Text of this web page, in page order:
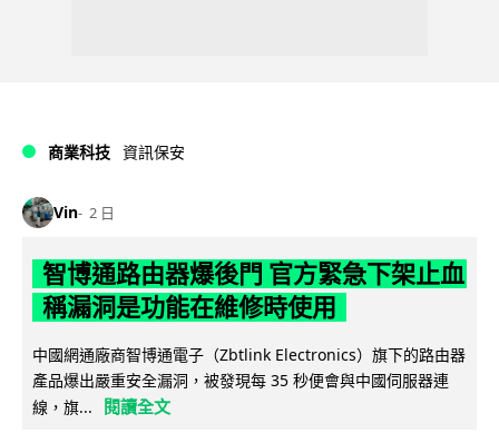
商業科技 資訊保安
Vin 2 日
智博通路由器爆後門 官方緊急下架止血
稱漏洞是功能在維修時使用
中國網通廠商智博通電子（Zbtlink Electronics）旗下的路由器
產品爆出嚴重安全漏洞，被發現每 35 秒便會與中國伺服器連
線，旗...
閱讀全文